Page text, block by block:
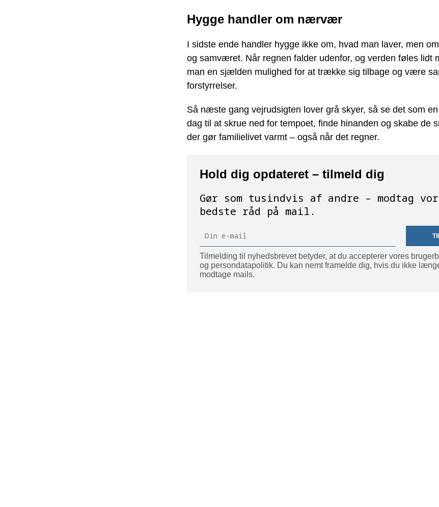
Hygge handler om nærvær
I sidste ende handler hygge ikke om, hvad man laver, men
og samværet. Når regnen falder udenfor, og verden føles lidt
man en sjælden mulighed for at trække sig tilbage og være
forstyrrelser.
Så næste gang vejrudsigten lover grå skyer, så se det som
dag til at skrue ned for tempoet, finde hinanden og skabe de
der gør familielivet varmt – også når det regner.
Hold dig opdateret – tilmeld dig
Gør som tusindvis af andre – modtag
bedste råd på mail.
Tilmelding til nyhedsbrevet betyder, at du accepterer vores
og persondatapolitik. Du kan nemt framelde dig, hvis du ikke
modtage mails.